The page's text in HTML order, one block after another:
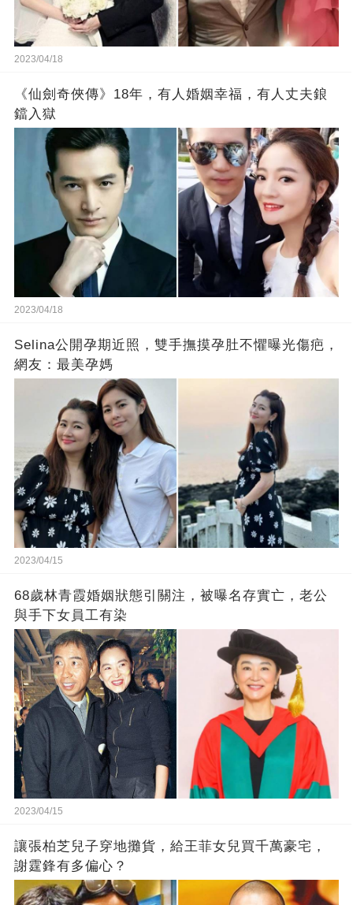
2023/04/18
《仙劍奇俠傳》18年，有人婚姻幸福，有人丈夫鋃
鐺入獄
2023/04/18
Selina公開孕期近照，雙手撫摸孕肚不懼曝光傷疤，
網友：最美孕媽
2023/04/15
68歲林青霞婚姻狀態引關注，被曝名存實亡，老公
與手下女員工有染
2023/04/15
讓張柏芝兒子穿地攤貨，給王菲女兒買千萬豪宅，
謝霆鋒有多偏心？